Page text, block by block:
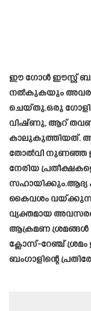
ഈ ഗോൾ ഈസ്റ്റ്
നൽകുകയും
ചെയ്തു.ഒരു
വിഷ്ണു, ആറ്
കാലുകുത്തിയത്.
തോൽവി നുണഞ്ഞ
നേരിയ
സഹായിക്കും.ആദ്യ
കൈവശം
വ്യക്തമായ
ആക്രമണ ശ്രമങ്ങൾ
ക്ലോസ്-റേഞ്ച്
ബംഗാളിന്റെ